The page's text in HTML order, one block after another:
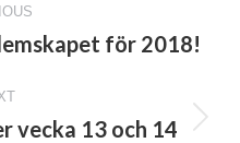
Previous
för 2018!
vecka 13 och 14